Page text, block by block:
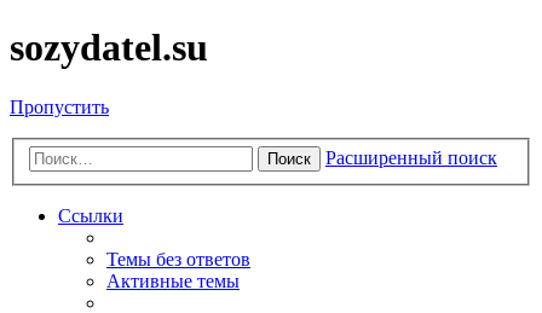
sozydatel.su
Пропустить
Поиск Расширенный поиск
Ссылки
Темы без ответов
Активные темы